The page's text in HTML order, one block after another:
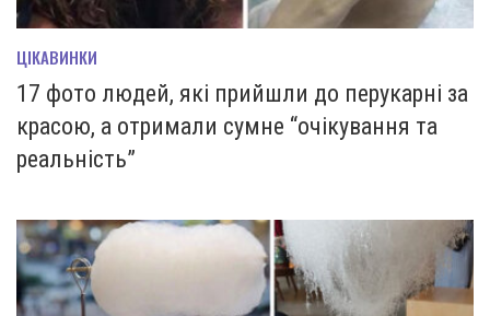
ЦІКАВИНКИ
17 фото людей, які прийшли до перукарні за
красою, а отримали сумне “очікування та
реальність”